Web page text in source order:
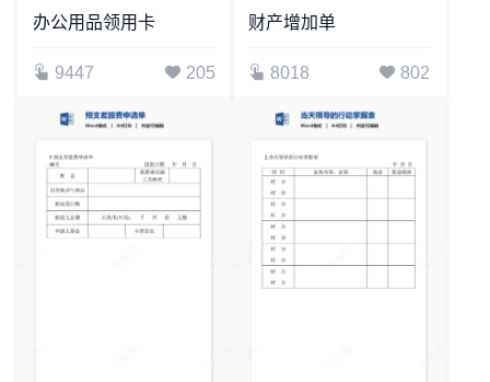
办公用品领用卡
9447 205
财产增加单
8018 802